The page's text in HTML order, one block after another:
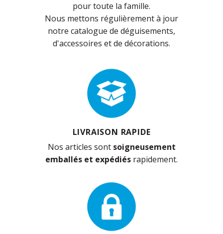
pour toute la famille.
Nous mettons régulièrement à jour
notre catalogue de déguisements,
d'accessoires et de décorations.
LIVRAISON RAPIDE
Nos articles sont soigneusement
emballés et expédiés rapidement.